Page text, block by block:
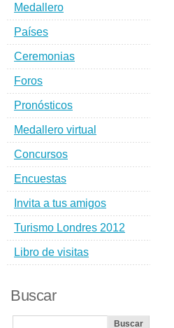
Medallero
Países
Ceremonias
Foros
Pronósticos
Medallero virtual
Concursos
Encuestas
Invita a tus amigos
Turismo Londres 2012
Libro de visitas
Buscar